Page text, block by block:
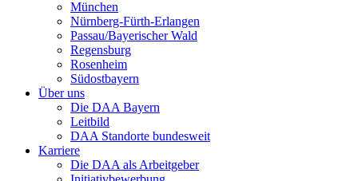
München
Nürnberg-Fürth-Erlangen
Passau/Bayerischer Wald
Regensburg
Rosenheim
Südostbayern
Über uns
Die DAA Bayern
Leitbild
DAA Standorte bundesweit
Karriere
Die DAA als Arbeitgeber